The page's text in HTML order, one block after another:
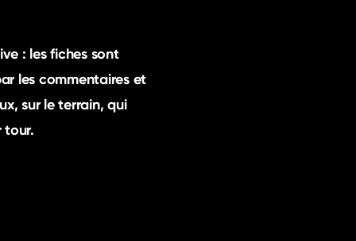
: les fiches sont
les commentaires et
sur le terrain, qui
tour.